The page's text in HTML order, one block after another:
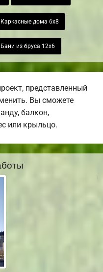
Каркасные дома 6х8
Бани из бруса 12х6
представленный
Вы сможете
балкон,
или крыльцо.